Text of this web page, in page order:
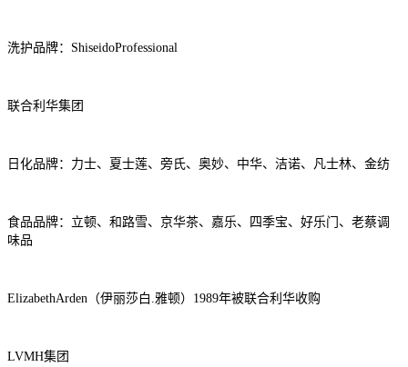
洗护品牌：ShiseidoProfessional
联合利华集团
日化品牌：力士、夏士莲、旁氏、奥妙、中华、洁诺、凡士林、金纺
食品品牌：立顿、和路雪、京华茶、嘉乐、四季宝、好乐门、老蔡调
味品
ElizabethArden（伊丽莎白.雅顿）1989年被联合利华收购
LVMH集团